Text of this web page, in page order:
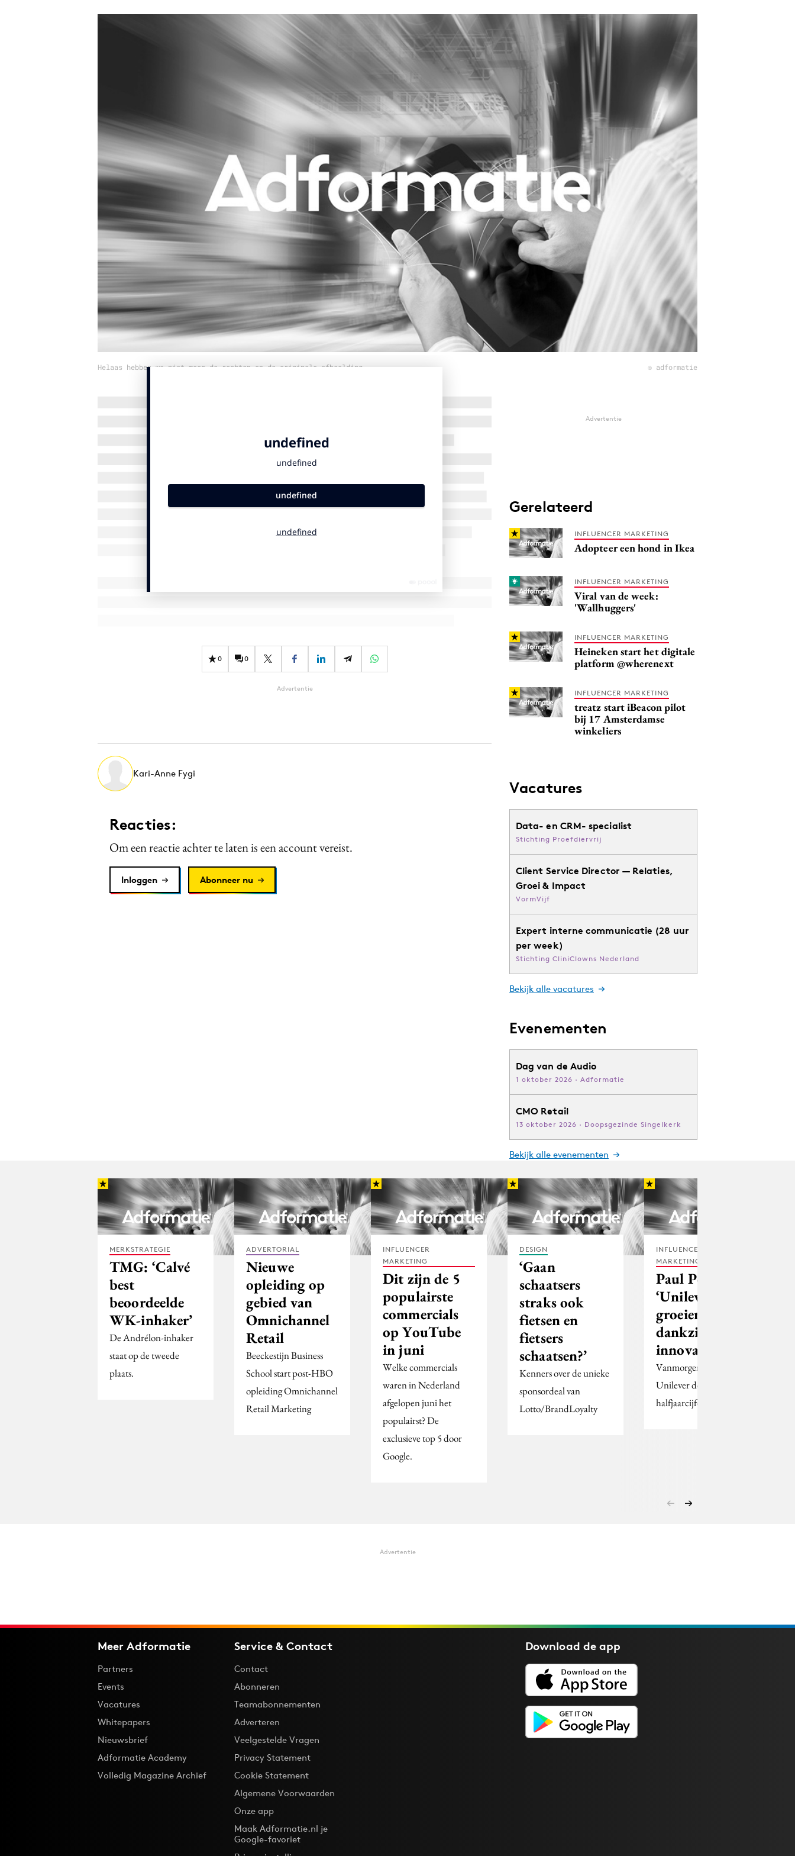
Gedragsverandering
Interne communicatie
Purpose Marketing
Reputatie & crisis
Helaas hebben we niet meer de rechten op de originele afbeelding © adformatie
0 0
Advertentie
Kari-Anne Fygi
Reacties:
Om een reactie achter te laten is een account vereist.
Inloggen Abonneer nu
Advertentie
Gerelateerd
INFLUENCER MARKETING
Adopteer een hond in Ikea
INFLUENCER MARKETING
Viral van de week:
'Wallhuggers'
INFLUENCER MARKETING
Heineken start het digitale
platform @wherenext
INFLUENCER MARKETING
treatz start iBeacon pilot
bij 17 Amsterdamse
winkeliers
Vacatures
Data- en CRM- specialist
Stichting Proefdiervrij
Client Service Director — Relaties,
Groei & Impact
VormVijf
Expert interne communicatie (28 uur
per week)
Stichting CliniClowns Nederland
Bekijk alle vacatures
Evenementen
Dag van de Audio
1 oktober 2026 · Adformatie
CMO Retail
13 oktober 2026 · Doopsgezinde Singelkerk
Bekijk alle evenementen
MERKSTRATEGIE
TMG: ‘Calvé
best
beoordeelde
WK-inhaker’
De Andrélon-inhaker
staat op de tweede
plaats.
ADVERTORIAL
Nieuwe
opleiding op
gebied van
Omnichannel
Retail
Beeckestijn Business
School start post-HBO
opleiding Omnichannel
Retail Marketing
INFLUENCER
MARKETING
Dit zijn de 5
populairste
commercials
op YouTube
in juni
Welke commercials
waren in Nederland
afgelopen juni het
populairst? De
exclusieve top 5 door
Google.
DESIGN
‘Gaan
schaatsers
straks ook
fietsen en
fietsers
schaatsen?’
Kenners over de unieke
sponsordeal van
Lotto/BrandLoyalty
INFLUENCER
MARKETING
Paul Polman:
‘Unilever blijft
groeien
dankzij
innovaties’
Vanmorgen maakte
Unilever de
halfjaarcijfers bekend.
Advertentie
Meer Adformatie
Partners
Events
Vacatures
Whitepapers
Nieuwsbrief
Adformatie Academy
Volledig Magazine Archief
Service & Contact
Contact
Abonneren
Teamabonnementen
Adverteren
Veelgestelde Vragen
Privacy Statement
Cookie Statement
Algemene Voorwaarden
Onze app
Maak Adformatie.nl je
Google-favoriet
Download deapp